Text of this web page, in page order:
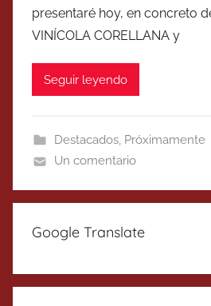
presentaré hoy, en concreto
VINÍCOLA CORELLANA y
Seguir leyendo
Destacados, Próximamente
Un comentario
Google Translate